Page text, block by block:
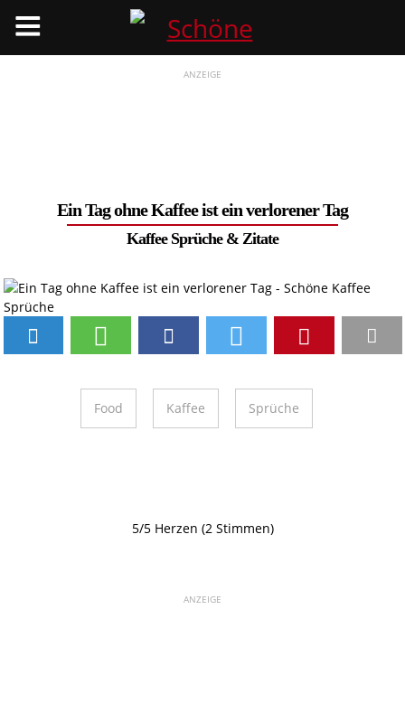
ANZEIGE
Ein Tag ohne Kaffee ist ein verlorener Tag
Kaffee Sprüche & Zitate
Food Kaffee Sprüche
5/5 Herzen (2 Stimmen)
ANZEIGE